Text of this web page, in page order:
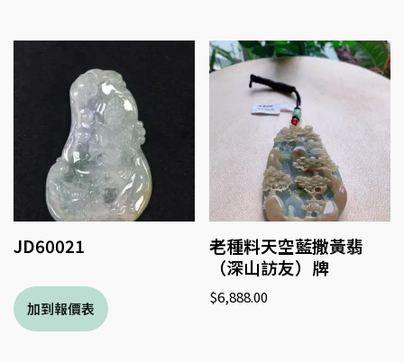
JD60021
老種料天空藍撒黃翡
（深山訪友）牌
$6,888.00